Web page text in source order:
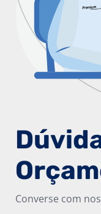
Converse com